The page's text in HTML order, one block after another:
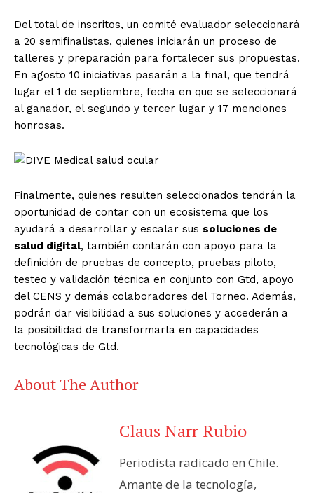
Del total de inscritos, un comité evaluador seleccionará
a 20 semifinalistas, quienes iniciarán un proceso de
talleres y preparación para fortalecer sus propuestas.
En agosto 10 iniciativas pasarán a la final, que tendrá
lugar el 1 de septiembre, fecha en que se seleccionará
al ganador, el segundo y tercer lugar y 17 menciones
honrosas.
Finalmente, quienes resulten seleccionados tendrán la
oportunidad de contar con un ecosistema que los
ayudará a desarrollar y escalar sus soluciones de
salud digital, también contarán con apoyo para la
definición de pruebas de concepto, pruebas piloto,
testeo y validación técnica en conjunto con Gtd, apoyo
del CENS y demás colaboradores del Torneo. Además,
podrán dar visibilidad a sus soluciones y accederán a
la posibilidad de transformarla en capacidades
tecnológicas de Gtd.
About The Author
Claus Narr Rubio
Periodista radicado en Chile.
Amante de la tecnología,